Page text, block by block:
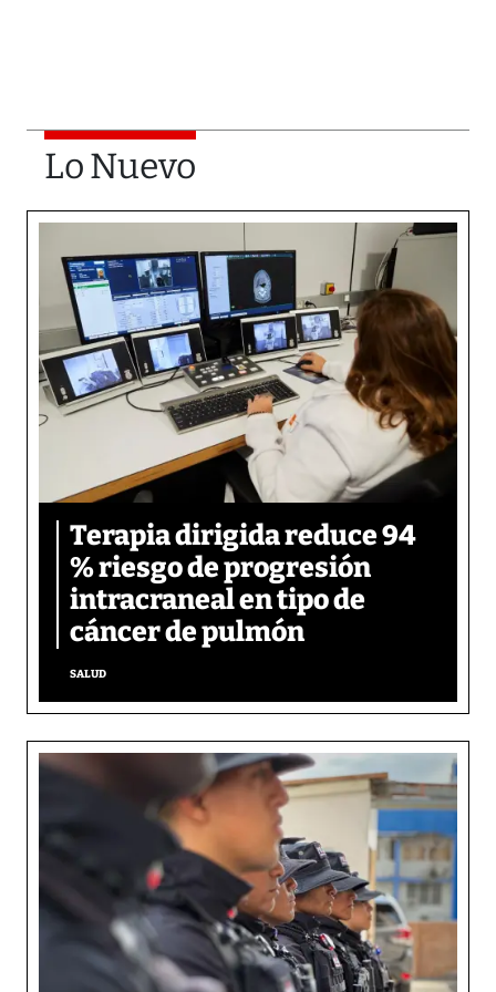
Lo Nuevo
Terapia dirigida reduce 94
% riesgo de progresión
intracraneal en tipo de
cáncer de pulmón
SALUD